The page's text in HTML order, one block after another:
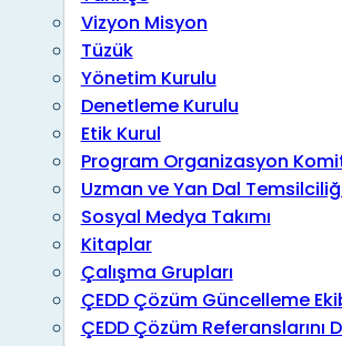
Vizyon Misyon
Tüzük
Yönetim Kurulu
Denetleme Kurulu
Etik Kurul
Program Organizasyon
Uzman ve Yan Dal
Sosyal Medya Takımı
Kitaplar
Çalışma Grupları
ÇEDD Çözüm Güncelleme
ÇEDD Çözüm